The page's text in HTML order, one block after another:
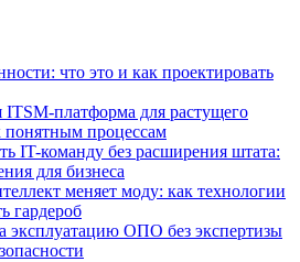
что это и как проектировать
ITSM-платформа для растущего
понятным процессам
IT-команду без расширения штата:
для бизнеса
меняет моду: как технологии
гардероб
эксплуатацию ОПО без экспертизы